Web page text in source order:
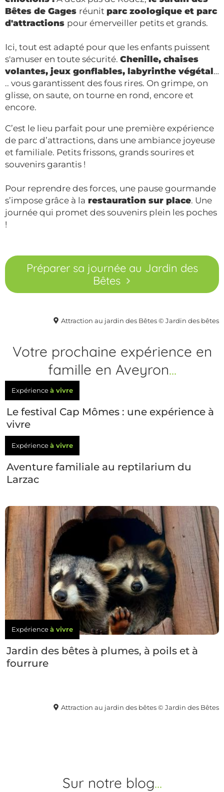
Bêtes de Gages réunit parc zoologique et parc
d'attractions pour émerveiller petits et grands.
Ici, tout est adapté pour que les enfants puissent
s'amuser en toute sécurité. Chenille, chaises
volantes, jeux gonflables, labyrinthe végétal…
.. vous garantissent des fous rires. On grimpe, on
glisse, on saute, on tourne en rond, encore et
encore.
C’est le lieu parfait pour une première expérience
de parc d’attractions, dans une ambiance joyeuse
et familiale. Petits frissons, grands sourires et
souvenirs garantis !
Pour reprendre des forces, une pause gourmande
s’impose grâce à la restauration sur place. Une
journée qui promet des souvenirs plein les poches
!
Préparer sa journée au Jardin des
Bêtes
Attraction au jardin des Bêtes © Jardin des bêtes
Votre prochaine expérience en
famille en Aveyron...
Expérienceà vivre
Le festival Cap Mômes : une expérience à
vivre
Expérienceà vivre
Aventure familiale au reptilarium du
Larzac
Expérienceà vivre
Jardin des bêtes à plumes, à poils et à
fourrure
Attraction au jardin des bêtes © Jardin des Bêtes
Sur notre blog